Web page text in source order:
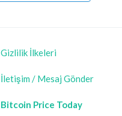
Gizlilik İlkeleri
İletişim / Mesaj Gönder
Bitcoin Price Today